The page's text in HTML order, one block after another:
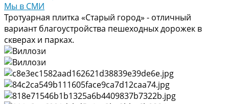
Мы в СМИ
Тротуарная плитка «Старый город» - отличный
вариант благоустройства пешеходных дорожек в
скверах и парках.